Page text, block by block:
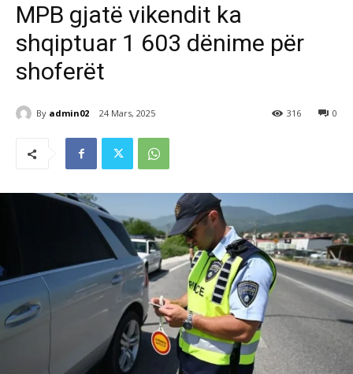
MPB gjatë vikendit ka
shqiptuar 1 603 dënime për
shoferët
By admin02 24 Mars, 2025 0
316